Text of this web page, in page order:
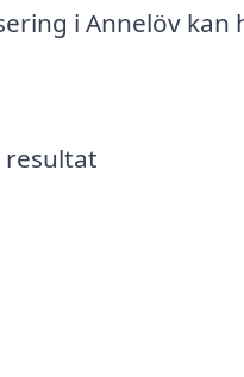
i Annelöv kan
resultat